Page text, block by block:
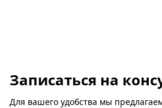
Записаться на
Для вашего удобства мы